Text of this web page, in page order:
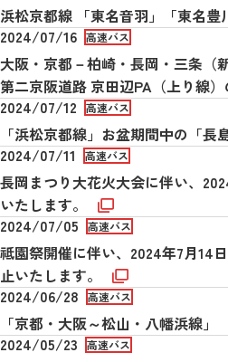
浜松京都線 「東名音羽」「東名
2024/07/16 高速バス
大阪・京都－柏崎・長岡・三条（
第二京阪道路 京田辺PA（上り線
2024/07/12
高速バス
「浜松京都線」お盆期間中の「
2024/07/11
高速バス
長岡まつり大花火大会に伴い、
いたします。
2024/07/05
高速バス
祗園祭開催に伴い、2024年7月14
止いたします。
2024/06/28
高速バス
「京都・大阪～松山・八幡浜線
2024/05/23
高速バス